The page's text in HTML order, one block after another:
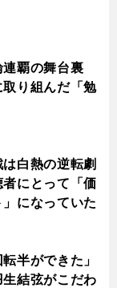
連覇の舞台裏
り組んだ「勉
は白熱の逆転劇
にとって「価
になっていた
半ができた」
結弦がこだわ